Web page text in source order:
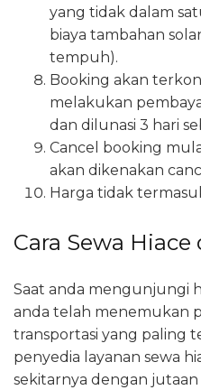
yang tidak dalam
biaya tambahan
tempuh).
Booking akan
melakukan
dan dilunasi 3 hari
Cancel booking
akan dikenakan
Harga tidak
Cara Sewa
Saat anda mengunjungi
anda telah menemukan
transportasi yang paling
penyedia layanan sewa
sekitarnya dengan